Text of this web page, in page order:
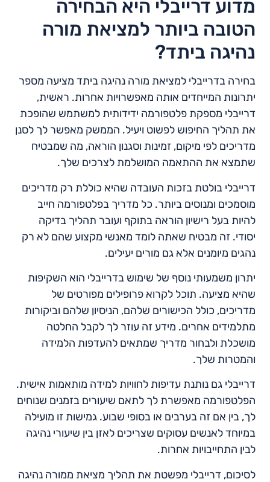
מדוע דרייבלי היא הבחירה
הטובה ביותר למציאת מורה
נהיגה ביתד?
בחירה בדרייבלי למציאת מורה נהיגה ביתד מציעה מספר
יתרונות המייחדים אותה מאפשרויות אחרות. ראשית,
דרייבלי מספקת פלטפורמה ידידותית למשתמש שהופכת
את תהליך החיפוש לפשוט ויעיל. הממשק מאפשר לך לסנן
מדריכים לפי מיקום, זמינות וסגנון הוראה, מה שמבטיח
שתמצא את ההתאמה המושלמת לצרכים שלך.
דרייבלי בולטת בזכות העובדה שהיא כוללת רק מדריכים
מוסמכים ומנוסים ביותר. כל מדריך בפלטפורמה חייב
להיות בעל רישיון הוראה בתוקף ועובר תהליך בדיקה
יסודי. זה מבטיח שאתה לומד מאנשי מקצוע שהם לא רק
נהגים מיומנים אלא גם מורים יעילים.
יתרון משמעותי נוסף של שימוש בדרייבלי הוא השקיפות
שהיא מציעה. תוכל לקרוא פרופילים מפורטים של
מדריכים, כולל הכישורים שלהם, הניסיון שלהם וביקורות
מתלמידים אחרים. מידע זה עוזר לך לקבל החלטה
מושכלת ולבחור מדריך שמתאים להעדפות הלמידה
והמטרות שלך.
דרייבלי גם נותנת עדיפות לחוויות למידה מותאמות אישית.
הפלטפורמה מאפשרת לך לתאם שיעורים בזמנים שנוחים
לך, בין אם זה בערבים או בסופי שבוע. גמישות זו מועילה
במיוחד לאנשים עסוקים שצריכים לאזן בין שיעורי נהיגה
לבין התחייבויות אחרות.
לסיכום, דרייבלי מפשטת את תהליך מציאת ממורה נהיגה